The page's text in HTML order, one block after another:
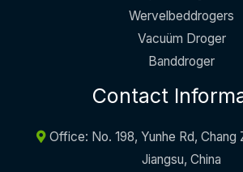
Wervelbeddrogers
Vacuüm Droger
Banddroger
Contact
Office: No. 198, Yunhe Rd, Chang
Jiangsu, China